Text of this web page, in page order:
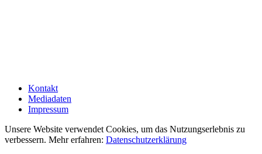
Kontakt
Mediadaten
Impressum
Unsere Website verwendet Cookies, um das Nutzungserlebnis zu
verbessern. Mehr erfahren: Datenschutzerklärung